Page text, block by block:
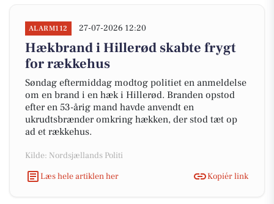
ALARM112 27-07-2026 12:20
Hækbrand i Hillerød skabte frygt
for rækkehus
Søndag eftermiddag modtog politiet en anmeldelse
om en brand i en hæk i Hillerød. Branden opstod
efter en 53-årig mand havde anvendt en
ukrudtsbrænder omkring hækken, der stod tæt op
ad et rækkehus.
Kilde: Nordsjællands Politi
Læs hele artiklen her
Kopiér link